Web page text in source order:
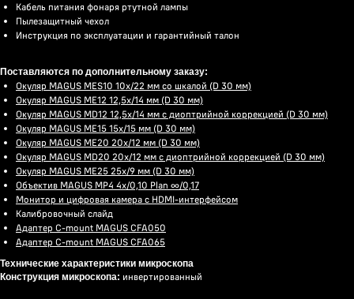
Кабель питания фонаря ртутной лампы
Пылезащитный чехол
Инструкция по эксплуатации и гарантийный талон
Поставляются по дополнительному заказу:
Окуляр MAGUS MES10 10х/22 мм со шкалой (D 30 мм)
Окуляр MAGUS ME12 12,5х/14 мм (D 30 мм)
Окуляр MAGUS MD12 12,5х/14 мм с диоптрийной коррекцией (D 30 мм)
Окуляр MAGUS ME15 15х/15 мм (D 30 мм)
Окуляр MAGUS ME20 20х/12 мм (D 30 мм)
Окуляр MAGUS MD20 20х/12 мм с диоптрийной коррекцией (D 30 мм)
Окуляр MAGUS ME25 25х/9 мм (D 30 мм)
Объектив MAGUS MP4 4х/0,10 Plan ∞/0,17
Монитор и цифровая камера с HDMI-интерфейсом
Калибровочный слайд
Адаптер C-mount MAGUS CFA050
Адаптер C-mount MAGUS CFA065
Технические характеристики микроскопа
Конструкция микроскопа: инвертированный